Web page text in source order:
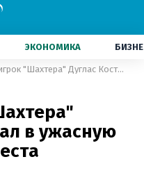
ЭКОНОМИКА
Бывший игрок "Шахтера" Дуглас Коста попал в ужасную аварию: фото с места происшествия
в ужасную